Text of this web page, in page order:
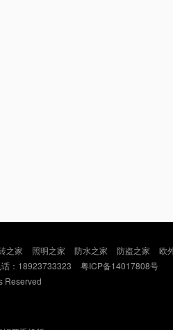
之家 照明之家 防水之家 防盗之家 欧
：18923733323
粤ICP备14017808号
Reserved